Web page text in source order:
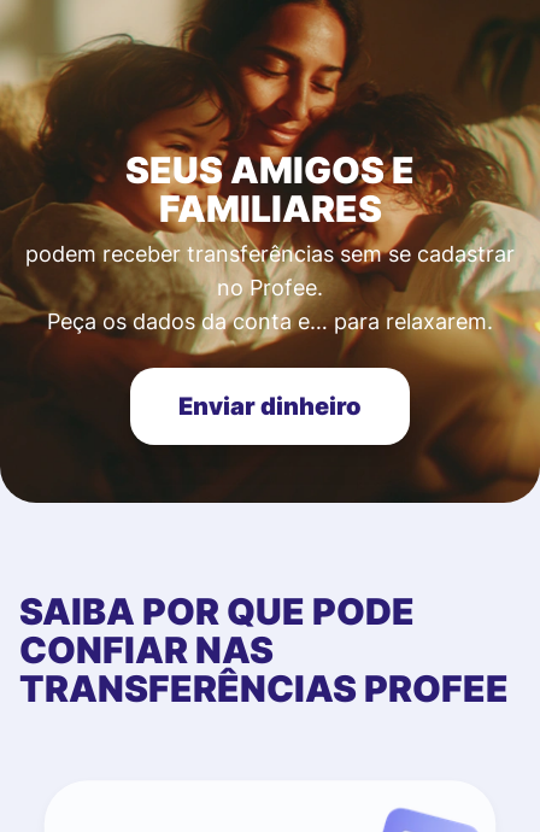
SEUS AMIGOS E
FAMILIARES
podem receber transferências sem se cadastrar
no Profee.
Peça os dados da conta e… para relaxarem.
Enviar dinheiro
SAIBA POR QUE PODE
CONFIAR NAS
TRANSFERÊNCIAS PROFEE